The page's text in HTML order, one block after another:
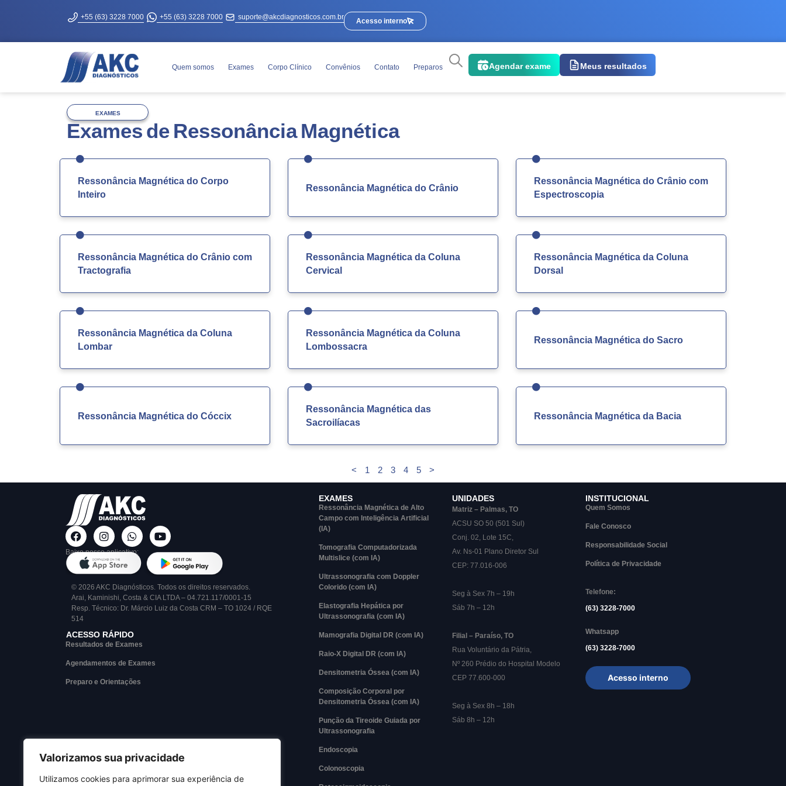
Valorizamos sua privacidade
Utilizamos cookies para aprimorar sua experiência de
+55 (63) 3228 7000 +55 (63) 3228 7000 suporte@akcdiagnosticos.com.br Acesso interno
Quem somos Exames Corpo Clínico Convênios Contato Preparos Agendar exame Meus resultados
EXAMES
Exames de Ressonância Magnética
Ressonância Magnética do Corpo
Inteiro
Ressonância Magnética do Crânio
Ressonância Magnética do Crânio com
Espectroscopia
Ressonância Magnética do Crânio com
Tractografia
Ressonância Magnética da Coluna
Cervical
Ressonância Magnética da Coluna
Dorsal
Ressonância Magnética da Coluna
Lombar
Ressonância Magnética da Coluna
Lombossacra
Ressonância Magnética do Sacro
Ressonância Magnética do Cóccix
Ressonância Magnética das
Sacroilíacas
Ressonância Magnética da Bacia
< 1 2 3 4 5 >
Baixe nosso aplicativo:
© 2026 AKC Diagnósticos. Todos os direitos reservados.
Arai, Kaminishi, Costa & CIA LTDA – 04.721.117/0001-15
Resp. Técnico: Dr. Márcio Luiz da Costa CRM – TO 1024 / RQE
514
ACESSO RÁPIDO
Resultados de Exames
Agendamentos de Exames
Preparo e Orientações
EXAMES
Ressonância Magnética de Alto
Campo com Inteligência Artificial
(IA)
Tomografia Computadorizada
Multislice (com IA)
Ultrassonografia com Doppler
Colorido (com IA)
Elastografia Hepática por
Ultrassonografia (com IA)
Mamografia Digital DR (com IA)
Raio-X Digital DR (com IA)
Densitometria Óssea (com IA)
Composição Corporal por
Densitometria Óssea (com IA)
Punção da Tireoide Guiada por
Ultrassonografia
Endoscopia
Colonoscopia
UNIDADES
Matriz – Palmas, TO
ACSU SO 50 (501 Sul)
Conj. 02, Lote 15C,
Av. Ns-01 Plano Diretor Sul
CEP: 77.016-006
Seg à Sex 7h – 19h
Sáb 7h – 12h
Filial – Paraíso, TO
Rua Voluntário da Pátria,
Nº 260 Prédio do Hospital Modelo
CEP 77.600-000
Seg à Sex 8h – 18h
Sáb 8h – 12h
INSTITUCIONAL
Quem Somos
Fale Conosco
Responsabilidade Social
Política de Privacidade
Telefone:
(63) 3228-7000
Whatsapp
(63) 3228-7000
Acesso interno